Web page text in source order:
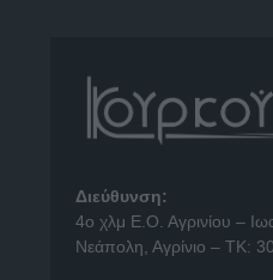
Διεύθυνση:
4o χλμ Ε.Ο. Αγρινίου –
Νεάπολη, Αγρίνιο – ΤΚ: